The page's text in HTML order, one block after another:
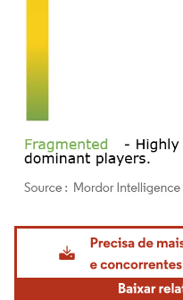
Imagem © Mordor Intelligence. O